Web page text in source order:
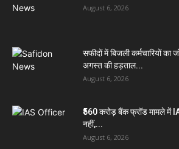
August 6, 2026
सफीदों में बिजली कर्मचारियों का
अगस्त की हड़ताल...
August 6, 2026
₹560 करोड़ बैंक फ्रॉड मामले में
नहीं,...
August 6, 2026